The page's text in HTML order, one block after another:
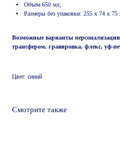
Объем 650 мл;
Размеры без упаковки: 255 х 74 х 75
Возможные варианты
трансфером, гравировка, флекс, уф-
Цвет: синий
Смотрите также